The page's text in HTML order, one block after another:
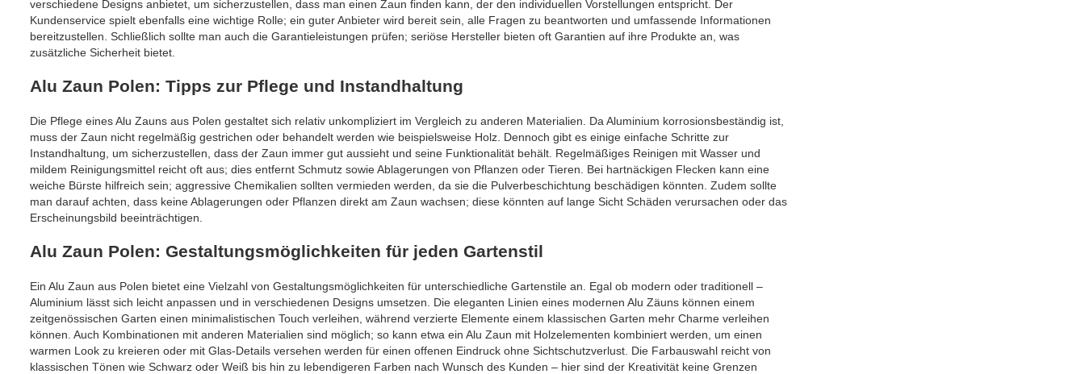
verschiedene Designs anbietet, um sicherzustellen, dass man einen Zaun finden kann, der den individuellen Vorstellungen entspricht. Der
Kundenservice spielt ebenfalls eine wichtige Rolle; ein guter Anbieter wird bereit sein, alle Fragen zu beantworten und umfassende Informationen
bereitzustellen. Schließlich sollte man auch die Garantieleistungen prüfen; seriöse Hersteller bieten oft Garantien auf ihre Produkte an, was
zusätzliche Sicherheit bietet.
Alu Zaun Polen: Tipps zur Pflege und Instandhaltung
Die Pflege eines Alu Zauns aus Polen gestaltet sich relativ unkompliziert im Vergleich zu anderen Materialien. Da Aluminium korrosionsbeständig ist,
muss der Zaun nicht regelmäßig gestrichen oder behandelt werden wie beispielsweise Holz. Dennoch gibt es einige einfache Schritte zur
Instandhaltung, um sicherzustellen, dass der Zaun immer gut aussieht und seine Funktionalität behält. Regelmäßiges Reinigen mit Wasser und
mildem Reinigungsmittel reicht oft aus; dies entfernt Schmutz sowie Ablagerungen von Pflanzen oder Tieren. Bei hartnäckigen Flecken kann eine
weiche Bürste hilfreich sein; aggressive Chemikalien sollten vermieden werden, da sie die Pulverbeschichtung beschädigen könnten. Zudem sollte
man darauf achten, dass keine Ablagerungen oder Pflanzen direkt am Zaun wachsen; diese könnten auf lange Sicht Schäden verursachen oder das
Erscheinungsbild beeinträchtigen.
Alu Zaun Polen: Gestaltungsmöglichkeiten für jeden Gartenstil
Ein Alu Zaun aus Polen bietet eine Vielzahl von Gestaltungsmöglichkeiten für unterschiedliche Gartenstile an. Egal ob modern oder traditionell –
Aluminium lässt sich leicht anpassen und in verschiedenen Designs umsetzen. Die eleganten Linien eines modernen Alu Zäuns können einem
zeitgenössischen Garten einen minimalistischen Touch verleihen, während verzierte Elemente einem klassischen Garten mehr Charme verleihen
können. Auch Kombinationen mit anderen Materialien sind möglich; so kann etwa ein Alu Zaun mit Holzelementen kombiniert werden, um einen
warmen Look zu kreieren oder mit Glas-Details versehen werden für einen offenen Eindruck ohne Sichtschutzverlust. Die Farbauswahl reicht von
klassischen Tönen wie Schwarz oder Weiß bis hin zu lebendigeren Farben nach Wunsch des Kunden – hier sind der Kreativität keine Grenzen